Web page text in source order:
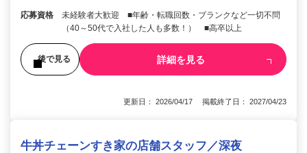
応募資格
未経験者大歓迎 ■年齢・転職回数・ブランクなど一切不問
（40～50代で入社した人も多数！） ■高卒以上
後で見る 詳細を見る
更新日： 2026/04/17 掲載終了日： 2027/04/23
牛丼チェーンすき家の店舗スタッフ／深夜